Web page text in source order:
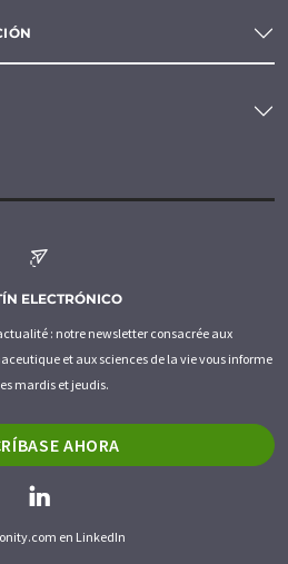
ELECTRÓNICO
: notre newsletter consacrée aux
et aux sciences de la vie vous informe
mardis et jeudis.
AHORA
en LinkedIn